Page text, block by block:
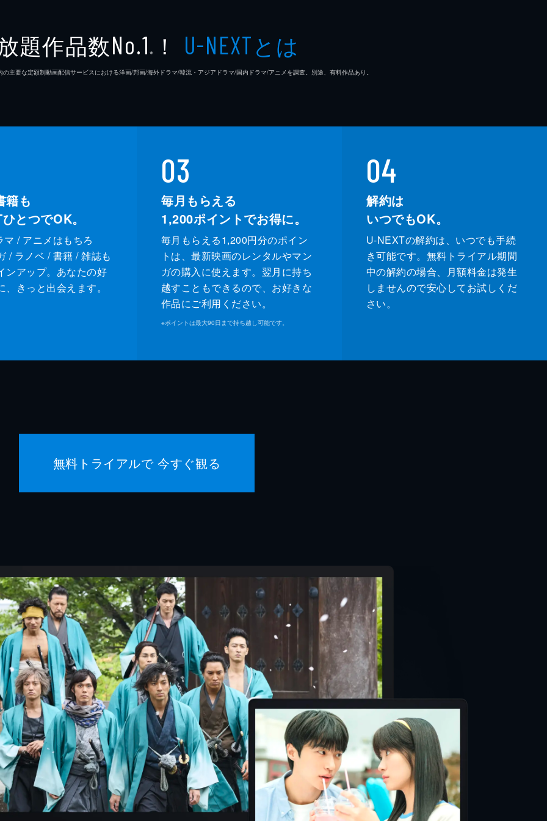
題作品数No.1 ※ ！ U-NEXTとは
主要な定額制動画配信サービスにおける洋画/邦画/海外ドラマ/韓流・アジアドラマ/国内ドラマ/アニメを調査。別途、有料作品あり。
籍も
とつでOK。
マ / アニメはもちろ
/ ラノベ / 書籍 / 雑誌も
ンアップ。あなたの好
、きっと出会えます。
03
毎月もらえる
1,200ポイントでお得に。
毎月もらえる1,200円分のポイン
トは、最新映画のレンタルやマン
ガの購入に使えます。翌月に持ち
越すこともできるので、お好きな
作品にご利用ください。
※ポイントは最大90日まで持ち越し可能です。
04
解約は
いつでもOK。
U-NEXTの解約は、いつでも手続
き可能です。無料トライアル期間
中の解約の場合、月額料金は発生
しませんので安心してお試しくだ
さい。
無料トライアルで 今すぐ観る